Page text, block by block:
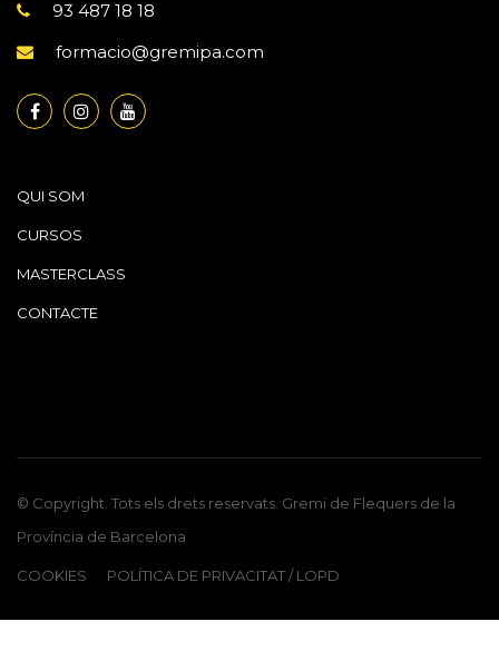
93 487 18 18
formacio@gremipa.com
QUI SOM
CURSOS
MASTERCLASS
CONTACTE
© Copyright. Tots els drets reservats. Gremi de Flequers de la
Província de Barcelona
COOKIES POLÍTICA DE PRIVACITAT / LOPD